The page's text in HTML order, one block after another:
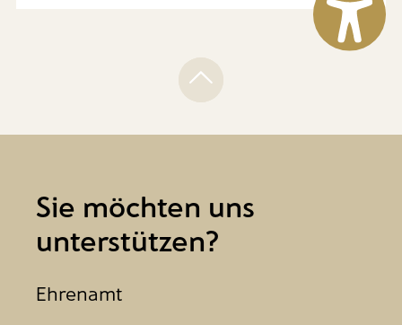
Sie möchten uns
unterstützen?
Ehrenamt